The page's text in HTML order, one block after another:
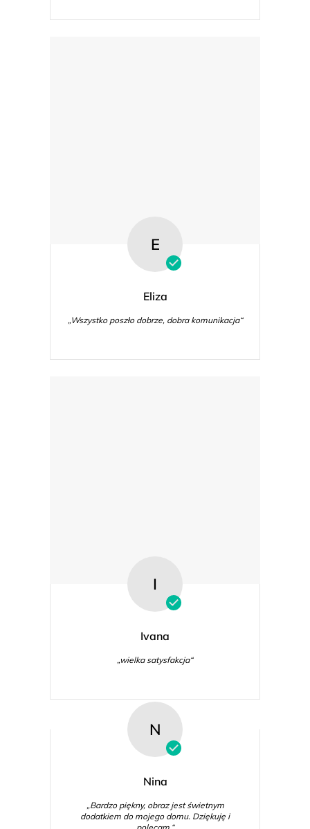
E
Eliza
„Wszystko poszło dobrze, dobra komunikacja“
I
Ivana
„wielka satysfakcja“
N
Nina
„Bardzo piękny, obraz jest świetnym
dodatkiem do mojego domu. Dziękuję i